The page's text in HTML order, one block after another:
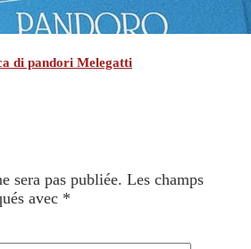
di pandori Melegatti
sera pas publiée. Les champs
avec *